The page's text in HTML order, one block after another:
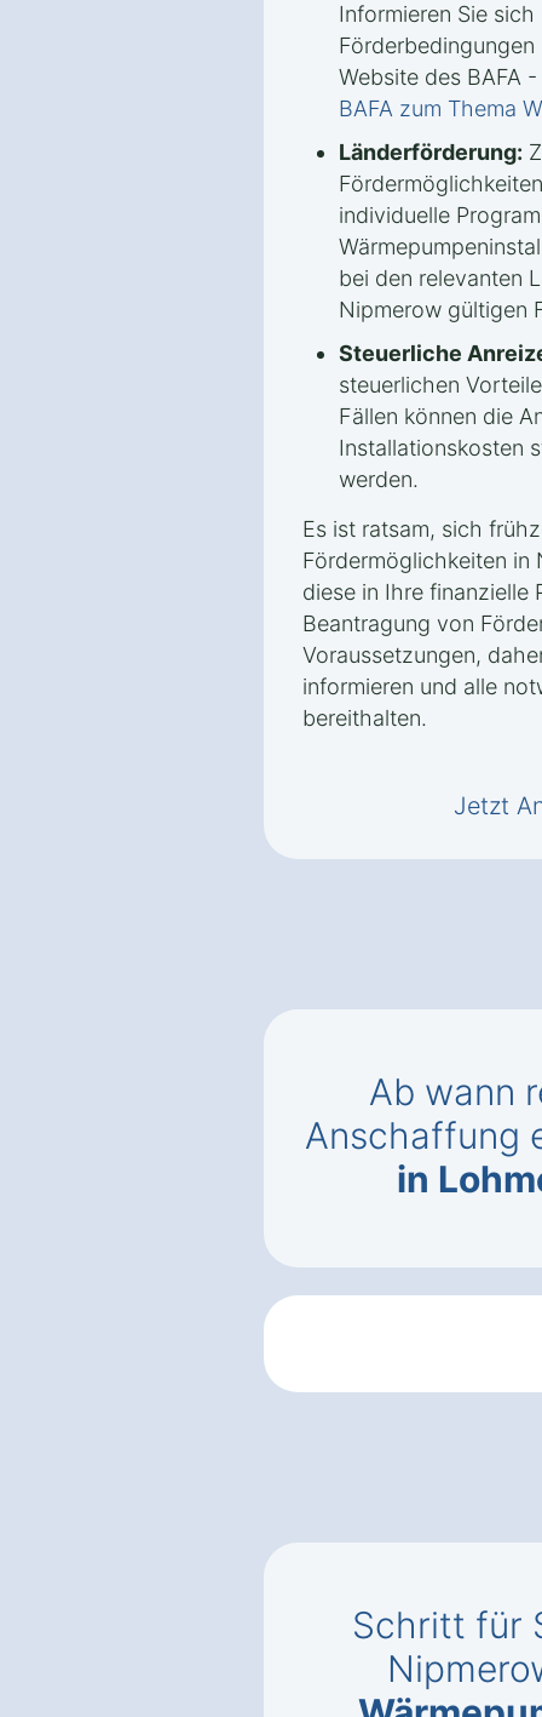
Informieren Sie
Website des BAFA
BAFA zum Thema
Länderförderung:
individuelle
bei den relevanten
Nipmerow gültigen
Steuerliche
steuerlichen
Fällen können die
Installationskosten
werden.
Es ist ratsam, sich
Fördermöglichkeiten in
diese in Ihre finanzielle
Beantragung von
Voraussetzungen,
informieren und alle
bereithalten.
Jetzt
Ab wann
Anschaffung
in
Schritt für